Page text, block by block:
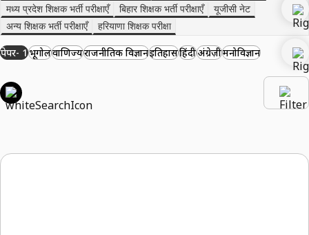
मध्य प्रदेश शिक्षक भर्ती परीक्षाएँ
बिहार शिक्षक भर्ती परीक्षाएँ
यूजीसी नेट
अन्य शिक्षक भर्ती परीक्षाएँ
हरियाणा शिक्षक परीक्षा
पेपर- 1भूगोलवाणिज्यराजनीतिक विज्ञानइतिहासहिंदीअंग्रेज़ीमनोविज्ञान